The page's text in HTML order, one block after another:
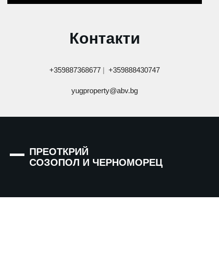
Контакти
+359887368677 | +359888430747
yugproperty@abv.bg
ПРЕОТКРИЙ
СОЗОПОЛ И ЧЕРНОМОРЕЦ